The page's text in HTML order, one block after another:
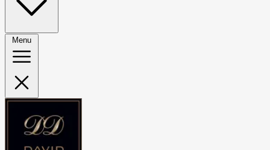
Menu